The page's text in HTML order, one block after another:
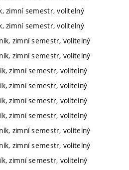
zimní semestr, volitelný
zimní semestr, volitelný
zimní semestr, volitelný
zimní semestr, volitelný
zimní semestr, volitelný
zimní semestr, volitelný
zimní semestr, volitelný
zimní semestr, volitelný
zimní semestr, volitelný
zimní semestr, volitelný
zimní semestr, volitelný